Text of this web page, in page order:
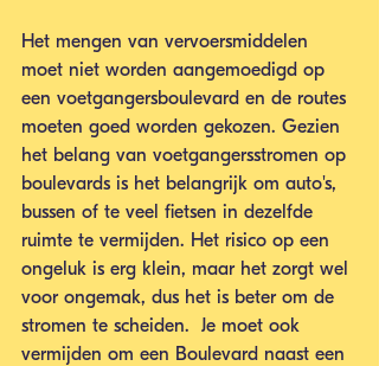
Het mengen van vervoersmiddelen
moet niet worden aangemoedigd op
een voetgangersboulevard en de routes
moeten goed worden gekozen. Gezien
het belang van voetgangersstromen op
boulevards is het belangrijk om auto's,
bussen of te veel fietsen in dezelfde
ruimte te vermijden. Het risico op een
ongeluk is erg klein, maar het zorgt wel
voor ongemak, dus het is beter om de
stromen te scheiden.  Je moet ook
vermijden om een Boulevard naast een